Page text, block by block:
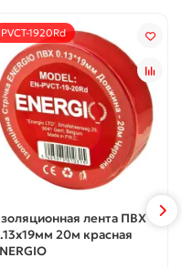
PVCT-1920Rd
лента ПВХ
20м красная